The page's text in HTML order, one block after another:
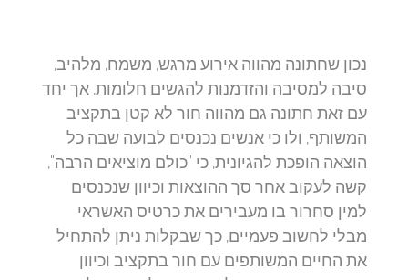
נכון שחתונה מהווה אירוע מרגש, משמח, מלהיב,
סיבה למסיבה והזדמנות להגשים חלומות, אך יחד
עם זאת חתונה גם מהווה חור לא קטן בתקציב
המשותף, ולו כי אנשים נכנסים לבועה שבה כל
הוצאה הופכת להגיונית, כי "כולם מוציאים הרבה",
קשה לעקוב אחר סך ההוצאות וכיוון שנכנסים
למין סחרור בו מעבירים את כרטיס האשראי
מבלי לחשוב פעמיים, כך שבקלות ניתן להתחיל
את החיים המשותפים עם חור בתקציב וכיוון